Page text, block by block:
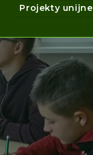
Projekty unijne